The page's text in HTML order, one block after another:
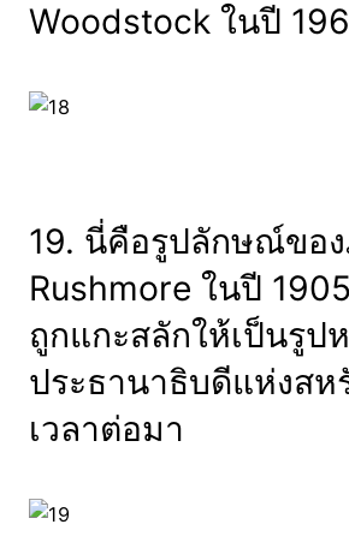
Woodstock ในปี
19. นี่คือรูปลักษณ์ของ
Rushmore ในปี
ถูกแกะสลักให้เป็นรูป
ประธานาธิบดีแห่งสห
เวลาต่อมา